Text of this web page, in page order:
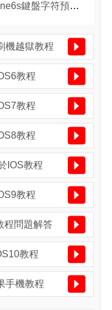
蘋果iPhone6s鍵盤字符預覽怎麼關閉
機越獄教程
教程
教程
教程
IOS教程
教程
程問題解答
教程
手機教程